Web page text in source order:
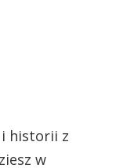
historii z
w